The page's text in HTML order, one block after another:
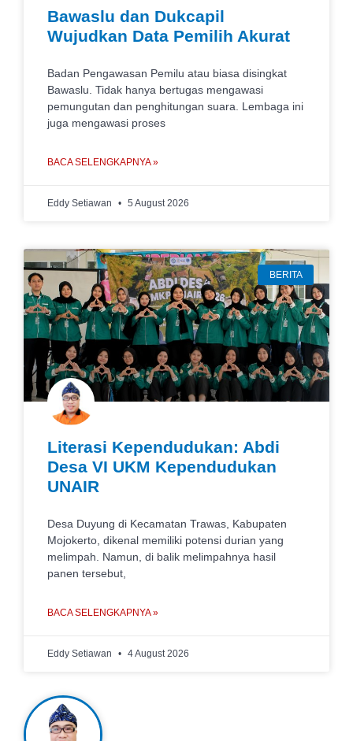
Bawaslu dan Dukcapil
Wujudkan Data Pemilih Akurat
Badan Pengawasan Pemilu atau biasa disingkat
Bawaslu. Tidak hanya bertugas mengawasi
pemungutan dan penghitungan suara. Lembaga ini
juga mengawasi proses
BACA SELENGKAPNYA »
Eddy Setiawan 5 August 2026
BERITA
Literasi Kependudukan: Abdi
Desa VI UKM Kependudukan
UNAIR
Desa Duyung di Kecamatan Trawas, Kabupaten
Mojokerto, dikenal memiliki potensi durian yang
melimpah. Namun, di balik melimpahnya hasil
panen tersebut,
BACA SELENGKAPNYA »
Eddy Setiawan 4 August 2026